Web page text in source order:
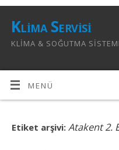
Klima Servisi
KLIMA & SOĞUTMA
MENÜ
Etiket arşivi: Atakent 2.